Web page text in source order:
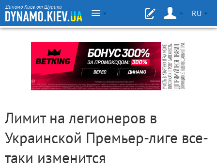
Динамо Киев от Шурика
RU
Лимит на легионеров в
Украинской Премьер-лиге все-
таки изменится